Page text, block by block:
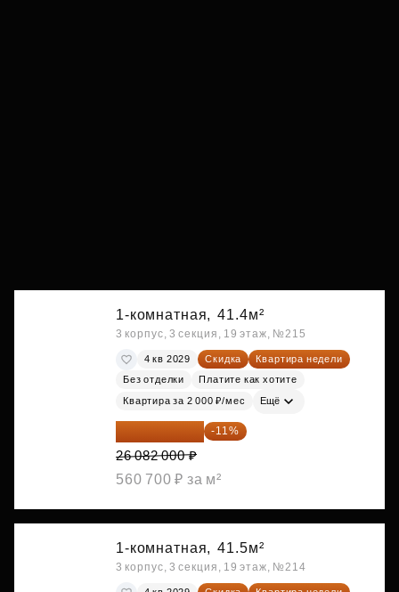
1-комнатная, 41.4м²
3 корпус, 3 секция, 19 этаж, №215
4 кв 2029 Скидка
Квартира недели
Без отделки
Платите как хотите
Квартира за 2 000 ₽/мес Ещё
23 212 980 ₽ -11%
26 082 000 ₽
560 700 ₽ за м²
1-комнатная, 41.5м²
3 корпус, 3 секция, 19 этаж, №214